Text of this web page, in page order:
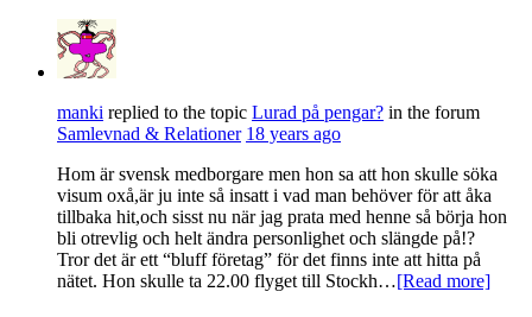
manki replied to the topic Lurad på pengar? in the forum
Samlevnad & Relationer 18 years ago
Hom är svensk medborgare men hon sa att hon skulle söka
visum oxå,är ju inte så insatt i vad man behöver för att åka
tillbaka hit,och sisst nu när jag prata med henne så börja hon
bli otrevlig och helt ändra personlighet och slängde på!?
Tror det är ett “bluff företag” för det finns inte att hitta på
nätet. Hon skulle ta 22.00 flyget till Stockh…[Read more]